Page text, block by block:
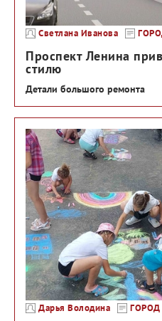
Светлана Иванова
Проспект Ленина
стилю
Детали большого ремонта
Дарья Володина ГОРОД